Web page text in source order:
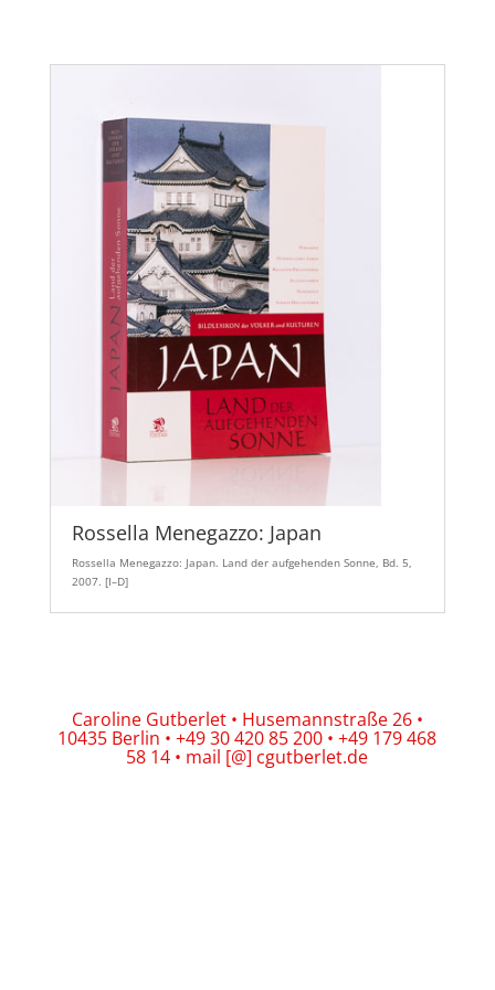
Rossella Menegazzo: Japan
Rossella Menegazzo: Japan. Land der aufgehenden Sonne, Bd. 5,
2007. [I–D]
Caroline Gutberlet • Husemannstraße 26 •
10435 Berlin • +49 30 420 85 200 • +49 179 468
58 14 • mail [@] cgutberlet.de